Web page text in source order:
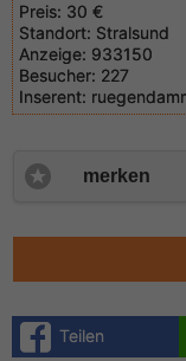
Preis: 30 €
Standort: Stralsund
Anzeige: 933150
Besucher: 227
Inserent:
merken
Teilen